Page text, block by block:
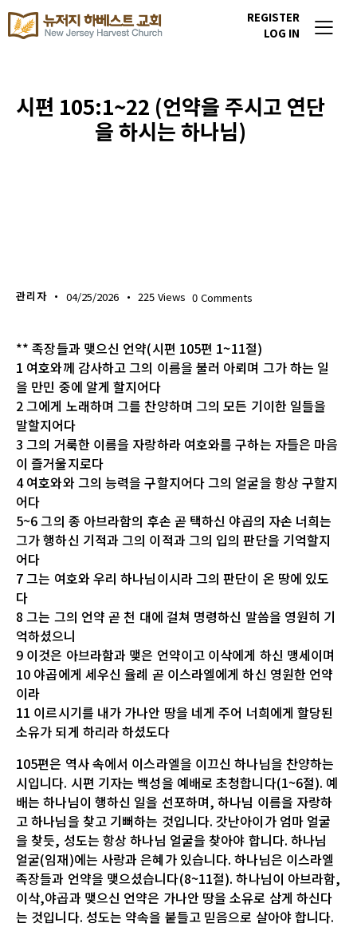
REGISTER
LOG IN
시편 105:1~22 (언약을 주시고 연단
을 하시는 하나님)
관리자 04/25/2026 225 Views 0 Comments
** 족장들과 맺으신 언약(시편 105편 1~11절)
1 여호와께 감사하고 그의 이름을 불러 아뢰며 그가 하는 일
을 만민 중에 알게 할지어다
2 그에게 노래하며 그를 찬양하며 그의 모든 기이한 일들을
말할지어다
3 그의 거룩한 이름을 자랑하라 여호와를 구하는 자들은 마음
이 즐거울지로다
4 여호와와 그의 능력을 구할지어다 그의 얼굴을 항상 구할지
어다
5~6 그의 종 아브라함의 후손 곧 택하신 야곱의 자손 너희는
그가 행하신 기적과 그의 이적과 그의 입의 판단을 기억할지
어다
7 그는 여호와 우리 하나님이시라 그의 판단이 온 땅에 있도
다
8 그는 그의 언약 곧 천 대에 걸쳐 명령하신 말씀을 영원히 기
억하셨으니
9 이것은 아브라함과 맺은 언약이고 이삭에게 하신 맹세이며
10 야곱에게 세우신 율례 곧 이스라엘에게 하신 영원한 언약
이라
11 이르시기를 내가 가나안 땅을 네게 주어 너희에게 할당된
소유가 되게 하리라 하셨도다
105편은 역사 속에서 이스라엘을 이끄신 하나님을 찬양하는
시입니다. 시편 기자는 백성을 예배로 초청합니다(1~6절). 예
배는 하나님이 행하신 일을 선포하며, 하나님 이름을 자랑하
고 하나님을 찾고 기뻐하는 것입니다. 갓난아이가 엄마 얼굴
을 찾듯, 성도는 항상 하나님 얼굴을 찾아야 합니다. 하나님
얼굴(임재)에는 사랑과 은혜가 있습니다. 하나님은 이스라엘
족장들과 언약을 맺으셨습니다(8~11절). 하나님이 아브라함,
이삭,야곱과 맺으신 언약은 가나안 땅을 소유로 삼게 하신다
는 것입니다. 성도는 약속을 붙들고 믿음으로 살아야 합니다.